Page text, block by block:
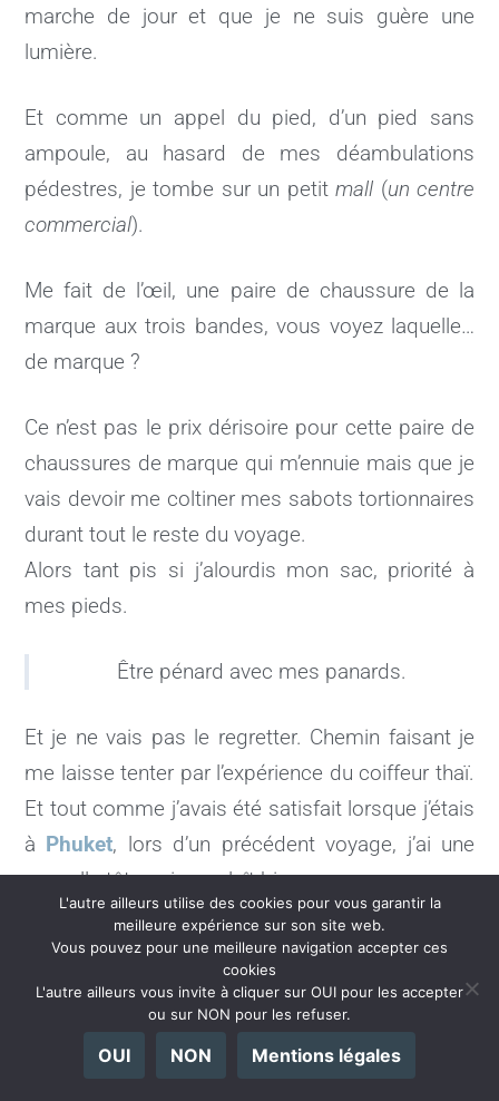
marche de jour et que je ne suis guère une
lumière.
Et comme un appel du pied, d’un pied sans
ampoule, au hasard de mes déambulations
pédestres, je tombe sur un petit mall (un centre
commercial).
Me fait de l’œil, une paire de chaussure de la
marque aux trois bandes, vous voyez laquelle…
de marque ?
Ce n’est pas le prix dérisoire pour cette paire de
chaussures de marque qui m’ennuie mais que je
vais devoir me coltiner mes sabots tortionnaires
durant tout le reste du voyage.
Alors tant pis si j’alourdis mon sac, priorité à
mes pieds.
Être pénard avec mes panards.
Et je ne vais pas le regretter. Chemin faisant je
me laisse tenter par l’expérience du coiffeur thaï.
Et tout comme j’avais été satisfait lorsque j’étais
à
Phuket, lors d’un précédent voyage, j’ai une
nouvelle tête qui me plaît bien.
L'autre ailleurs utilise des cookies pour vous garantir la
meilleure expérience sur son site web.
Vous pouvez pour une meilleure navigation accepter ces
cookies
L'autre ailleurs vous invite à cliquer sur OUI pour les accepter
ou sur NON pour les refuser.
OUI NON Mentions légales